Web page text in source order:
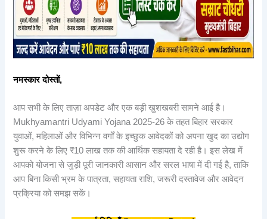
नमस्कार दोस्तों,
आप सभी के लिए ताज़ा अपडेट और एक बड़ी खुशखबरी सामने आई है।
Mukhyamantri Udyami Yojana 2025-26 के तहत बिहार सरकार
युवाओं, महिलाओं और विभिन्न वर्गों के इच्छुक आवेदकों को अपना खुद का उद्योग
शुरू करने के लिए ₹10 लाख तक की आर्थिक सहायता दे रही है। इस लेख में
आपको योजना से जुड़ी पूरी जानकारी आसान और सरल भाषा में दी गई है, ताकि
आप बिना किसी भ्रम के पात्रता, सहायता राशि, जरूरी दस्तावेज और आवेदन
प्रक्रिया को समझ सकें।